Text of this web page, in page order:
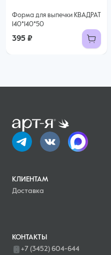
Форма для выпечки КВАДРАТ
140*140*50
395 ₽
КЛИЕНТАМ
Доставка
КОНТАКТЫ
+7 (3452) 604-644